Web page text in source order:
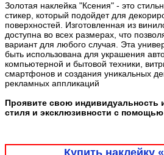
Золотая наклейка "Ксения" - это
стикер, который подойдет для
поверхностей. Изготовленная из
доступна во всех размерах, что
вариант для любого случая. Эта
быть использована для украшения
компьютерной и бытовой техники,
смартфонов и создания уникальных
рекламных аппликаций
Проявите свою индивидуальность
стиля и эксклюзивности с